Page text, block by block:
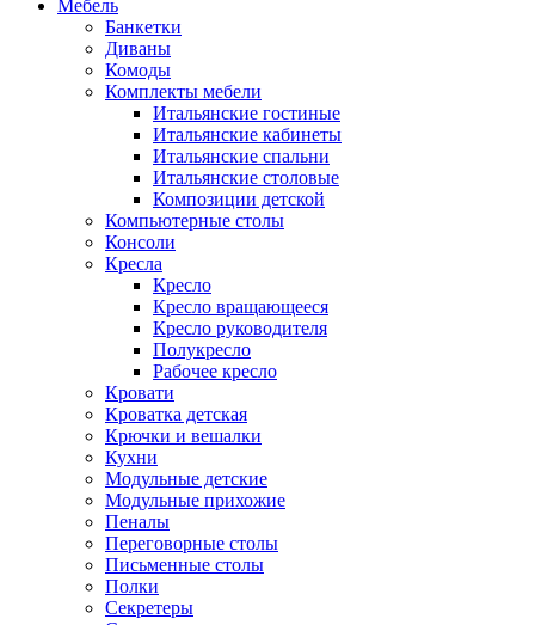
Мебель
Банкетки
Диваны
Комоды
Комплекты мебели
Итальянские гостиные
Итальянские кабинеты
Итальянские спальни
Итальянские столовые
Композиции детской
Компьютерные столы
Консоли
Кресла
Кресло
Кресло вращающееся
Кресло руководителя
Полукресло
Рабочее кресло
Кровати
Кроватка детская
Крючки и вешалки
Кухни
Модульные детские
Модульные прихожие
Пеналы
Переговорные столы
Письменные столы
Полки
Секретеры